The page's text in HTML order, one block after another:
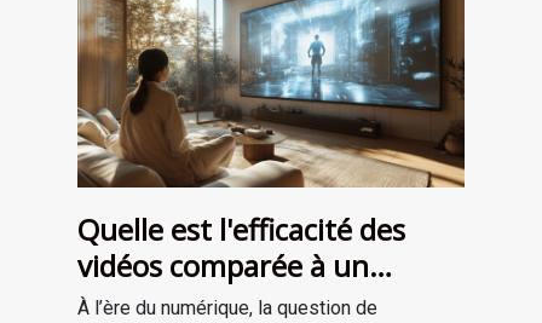
Quelle est l'efficacité des
vidéos comparée à un
entraînement en personne ?
À l’ère du numérique, la question de